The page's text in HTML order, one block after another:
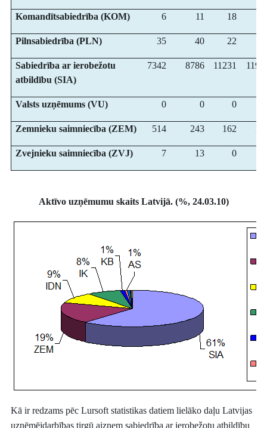
Komandītsabiedrība (KOM) 6 11 18
Pilnsabiedrība (PLN) 35 40 22
Sabiedrība ar ierobežotu
atbildību (SIA)
7342 8786 11231
Valsts uzņēmums (VU) 0 0 0
Zemnieku saimniecība (ZEM) 514 243 162
Zvejnieku saimniecība (ZVJ) 7 13 0
Aktīvo uzņēmumu skaits Latvijā. (%, 24.03.10)
Kā ir redzams pēc Lursoft statistikas datiem lielāko daļu Latvijas
uzņēmējdarbības tirgū aizņem sabiedrība ar ierobežotu atbildību